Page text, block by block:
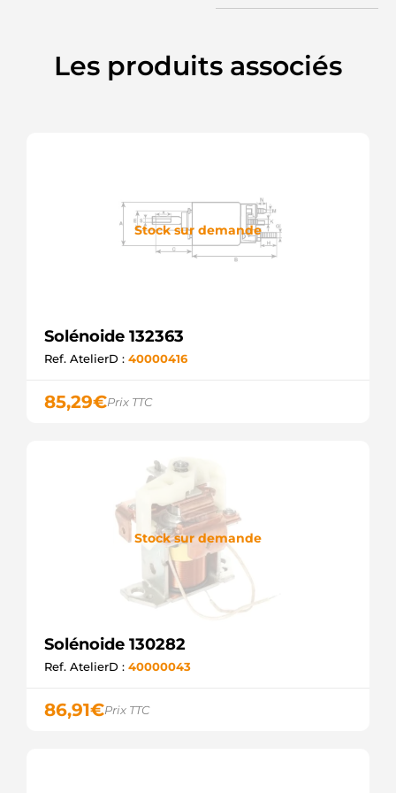
Les produits associés
Stock sur demande
Solénoide 132363
Ref. AtelierD : 40000416
85,29€Prix TTC
Stock sur demande
Solénoide 130282
Ref. AtelierD : 40000043
86,91€Prix TTC